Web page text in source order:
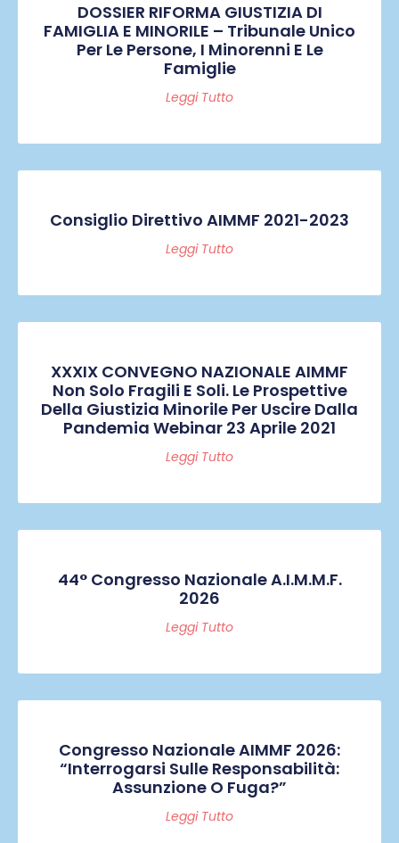
DOSSIER RIFORMA GIUSTIZIA DI
FAMIGLIA E MINORILE – Tribunale Unico
Per Le Persone, I Minorenni E Le
Famiglie
Leggi Tutto
Consiglio Direttivo AIMMF 2021-2023
Leggi Tutto
XXXIX CONVEGNO NAZIONALE AIMMF
Non Solo Fragili E Soli. Le Prospettive
Della Giustizia Minorile Per Uscire Dalla
Pandemia Webinar 23 Aprile 2021
Leggi Tutto
44° Congresso Nazionale A.I.M.M.F.
2026
Leggi Tutto
Congresso Nazionale AIMMF 2026:
“Interrogarsi Sulle Responsabilità:
Assunzione O Fuga?”
Leggi Tutto